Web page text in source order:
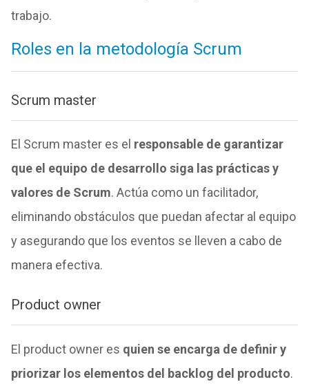
trabajo.
Roles en la metodología Scrum
Scrum master
El Scrum master es el responsable de garantizar
que el equipo de desarrollo siga las prácticas y
valores de Scrum. Actúa como un facilitador,
eliminando obstáculos que puedan afectar al equipo
y asegurando que los eventos se lleven a cabo de
manera efectiva.
Product owner
El product owner es quien se encarga de definir y
priorizar los elementos del backlog del producto.